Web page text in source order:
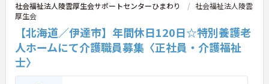
社会福祉法人陵雲厚生会サポートセンターひまわり
社会福祉法人陵雲
厚生会
【北海道／伊達市】年間休日120日☆特別養護老
人ホームにて介護職員募集〈正社員・介護福祉
士〉